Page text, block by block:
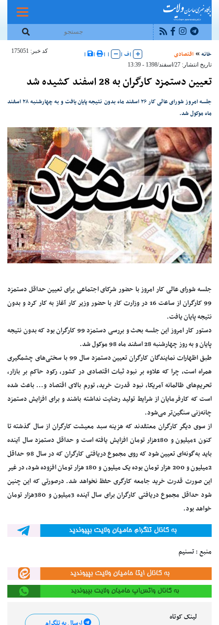
خانه اقتصادی |ف |
|
|
|
|
کد خبر: 175051
تاریخ انتشار: 27/اسفند/1398 - 13:39
تعیین دستمزد کارگران به 28 اسفند کشیده شد
جلسه امروز شورای عالی کار ۲۶ اسفند ماه بدون نتیجه پایان یافت و به چهارشنبه ۲۸ اسفند
ماه موکول شد.
جلسه شورای عالی کار امروز با حضور شرکای اجتماعی برای تعیین حداقل دستمزد
99 کارگران از ساعت 16 در وزارت کار با حضور وزیر کار آغاز به کار کرد و بدون
نتیجه پایان یافت.
دستور کار امروز این جلسه بحث و بررسی دستمزد 99 کارگران بود که بدون نتیجه
پایان و به روز چهارشنبه 28 اسفند ماه 98 موکول شد.
طبق اظهارات نمایندگان کارگران تعیین دستمزد سال 99 با سختی‌های چشمگیری
همراه است، چرا که علاوه بر نبود ثبات اقتصادی در کشور، رکود حاکم بر بازار،
تحریم‌های ظالمانه آمریکا، نبود قدرت خرید، تورم بالای اقتصاد و... باعث شده
است که کارفرمایان از شرایط تولید رضایت نداشته باشند و برای افزایش دستمزد
چانه‌زنی سنگین‌تر می‌شود.
از سوی دیگر کارگران معتقدند که هزینه سبد معیشت کارگران از سال گذشته تا
کنون 1میلیون و 180هزار تومان افزایش یافته است و حداقل دستمزد سال آینده
باید به‌گونه‌ای تعیین شود که روی مجموع دریافتی کارگران که در سال 98 حداقل
2میلیون و 200 هزار تومان بوده یک میلیون و 180 هزار تومان افزوده شود، در غیر
این صورت قدرت خرید جامعه کارگری حفظ نخواهد شد. درصورتی که این چنین
شود حداقل مجموع دریافتی کارگران برای سال آینده 3میلیون و 380هزار تومان
خواهد بود.
منبع : تسنیم
لینک کوتاه